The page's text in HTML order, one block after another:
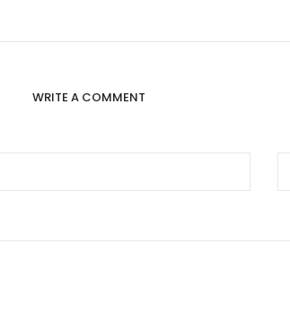
WRITE A COMMENT